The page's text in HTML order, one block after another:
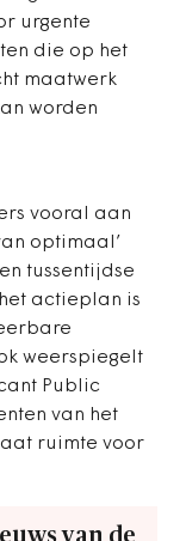
urgente
die op het
maatwerk
worden
vooral aan
optimaal’
tussentijdse
actieplan is
weerspiegelt
Public
van het
ruimte voor
van de